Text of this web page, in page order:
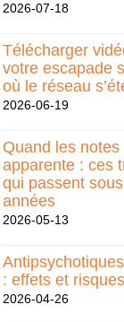
2026-07-18
Télécharger
votre escapade
où le réseau
2026-06-19
Quand les
apparente : ces
qui passent
années
2026-05-13
: effets et risques
2026-04-26